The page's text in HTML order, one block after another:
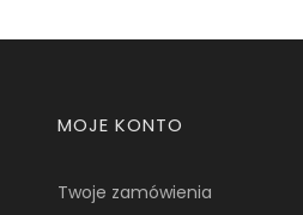
Linki w stopce
MOJE KONTO
Twoje zamówienia